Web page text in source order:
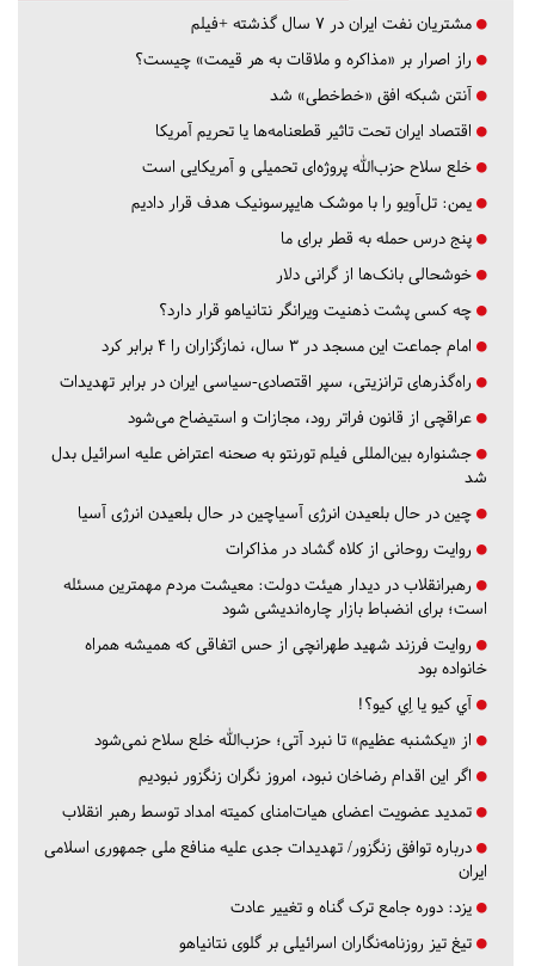
مشتریان نفت ایران در ۷ سال گذشته +فیلم
راز اصرار بر «مذاکره و ملاقات به هر قیمت» چیست؟
آنتن شبکه افق «خط‌خطی» شد
اقتصاد ایران تحت تاثیر قطعنامه‌ها یا تحریم‌ آمریکا
خلع سلاح حزب‌الله پروژه‌ای تحمیلی و آمریکایی است
یمن: تل‌آویو را با موشک هایپرسونیک هدف قرار دادیم
پنج درس‌ حمله به قطر برای ما
خوشحالی بانک‌ها از گرانی دلار
چه کسی پشت ذهنیت ویرانگر نتانیاهو قرار دارد؟
امام جماعت این مسجد در ۳ سال، نمازگزاران را ۴ برابر کرد
راه‌گذرهای ترانزیتی، سپر اقتصادی-سیاسی ایران در برابر تهدیدات
عراقچی از قانون فراتر رود، مجازات و استیضاح می‌شود
جشنواره بین‌المللی فیلم تورنتو به صحنه اعتراض علیه اسرائیل بدل
شد
چین در حال بلعیدن انرژی آسیاچین در حال بلعیدن انرژی آسیا
روایت روحانی از کلاه گشاد در مذاکرات
رهبرانقلاب در دیدار هیئت دولت: معیشت مردم مهمترین مسئله
است؛ برای انضباط بازار چاره‌اندیشی شود
روایت فرزند شهید طهرانچی از حس اتفاقی که همیشه همراه
خانواده بود
آي كيو يا اِي كيو؟!
از «یکشنبه عظیم» تا نبرد آتی؛ حزب‌الله خلع سلاح نمی‌شود
اگر این اقدام رضاخان نبود، امروز نگران زنگزور نبودیم
تمدید عضویت اعضای هیات‌امنای کمیته امداد توسط رهبر انقلاب
درباره توافق زنگزور/ تهدیدات جدی علیه منافع ملی جمهوری اسلامی
ایران
یزد: دوره جامع ترک گناه و تغییر عادت
تیغ تیز روزنامه‌نگاران اسرائیلی بر گلوی نتانیاهو